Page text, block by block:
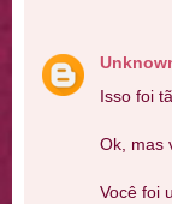
Isso foi
Ok, mas
Você foi